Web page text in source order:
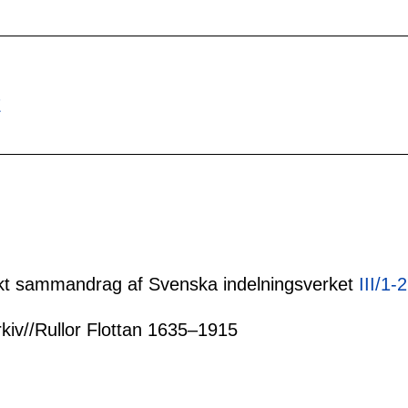
sammandrag af Svenska indelningsverket III/1-
Rullor Flottan 1635–1915